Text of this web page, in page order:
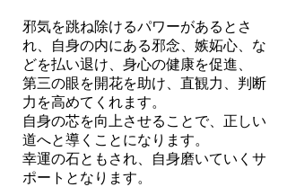
邪気を跳ね除けるパワーがあるとさ
れ、自身の内にある邪念、嫉妬心、な
どを払い退け、身心の健康を促進、
第三の眼を開花を助け、直観力、判断
力を高めてくれます。
自身の芯を向上させることで、正しい
道へと導くことになります。
​幸運の石ともされ、自身磨いていくサ
ポートとなります。